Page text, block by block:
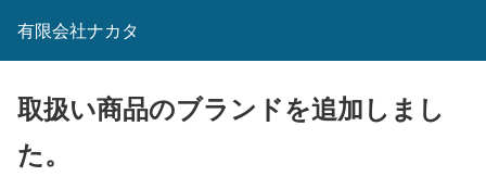
有限会社ナカタ
取扱い商品のブランドを追加しまし
た。